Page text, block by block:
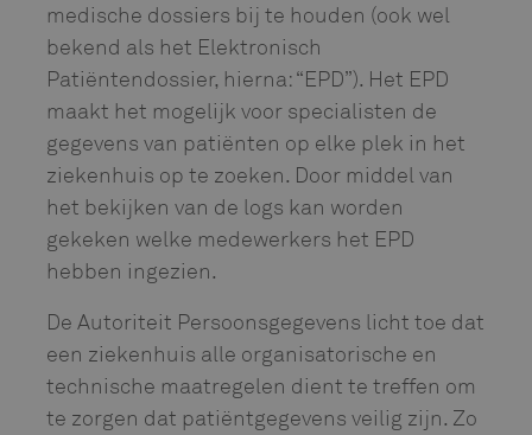
medische dossiers bij te houden (ook wel
bekend als het Elektronisch
Patiëntendossier, hierna: “EPD”). Het EPD
maakt het mogelijk voor specialisten de
gegevens van patiënten op elke plek in het
ziekenhuis op te zoeken. Door middel van
het bekijken van de logs kan worden
gekeken welke medewerkers het EPD
hebben ingezien.
De Autoriteit Persoonsgegevens licht toe dat
een ziekenhuis alle organisatorische en
technische maatregelen dient te treffen om
te zorgen dat patiëntgegevens veilig zijn. Zo